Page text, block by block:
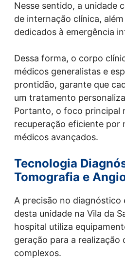
Nesse sentido, a unidade
de internação clínica,
dedicados à emergência
Dessa forma, o corpo
médicos generalistas e
prontidão, garante que
um tratamento
Portanto, o foco principal
recuperação eficiente por
médicos avançados.
Tecnologia
Tomografia e
A precisão no diagnóstico
desta unidade na Vila da
hospital utiliza
geração para a realização
complexos.